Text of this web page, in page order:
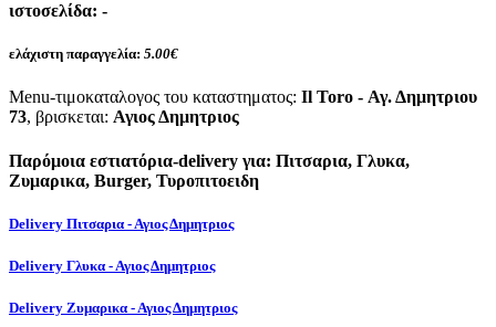
ιστοσελίδα: -
ελάχιστη παραγγελία: 5.00€
Menu-τιμοκαταλογος του καταστηματος: Il Toro - Αγ. Δημητριου
73, βρισκεται: Αγιος Δημητριος
Παρόμοια εστιατόρια-delivery για: Πιτσαρια, Γλυκα,
Ζυμαρικα, Burger, Τυροπιτοειδη
Delivery Πιτσαρια - Αγιος Δημητριος
Delivery Γλυκα - Αγιος Δημητριος
Delivery Ζυμαρικα - Αγιος Δημητριος